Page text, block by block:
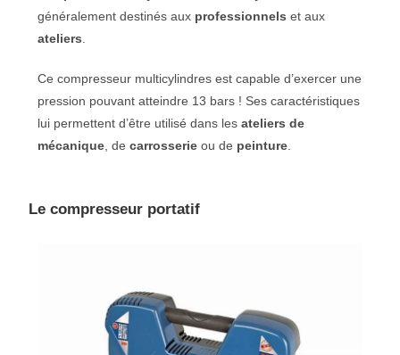
généralement destinés aux professionnels et aux
ateliers
Ce compresseur multicylindres est capable d’exercer une
pression pouvant atteindre 13 bars ! Ses caractéristiques
lui permettent d’être utilisé dans lesateliers de
mécanique , decarrosserie ou de peinture
Le compresseur portatif